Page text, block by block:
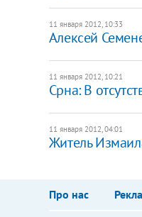
11 января 2012, 10:33
Алексей
11 января 2012, 10:21
Срна: В
11 января 2012, 04:01
Житель
Про нас